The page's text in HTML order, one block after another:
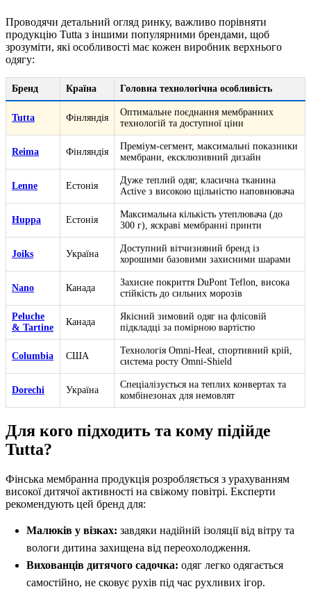
Проводячи детальний огляд ринку, важливо порівняти
продукцію Tutta з іншими популярними брендами, щоб
зрозуміти, які особливості має кожен виробник верхнього
одягу:
Бренд Країна Головна технологічна особливість
Tutta Фінляндія
Оптимальне поєднання мембранних
технологій та доступної ціни
Reima Фінляндія
Преміум-сегмент, максимальні показники
мембрани, ексклюзивний дизайн
Lenne Естонія
Дуже теплий одяг, класична тканина
Active з високою щільністю наповнювача
Huppa Естонія
Максимальна кількість утеплювача (до
300 г), яскраві мембранні принти
Joiks Україна
Доступний вітчизняний бренд із
хорошими базовими захисними шарами
Nano Канада
Захисне покриття DuPont Teflon, висока
стійкість до сильних морозів
Peluche
& Tartine
Канада
Якісний зимовий одяг на флісовій
підкладці за помірною вартістю
Columbia США
Технологія Omni-Heat, спортивний крій,
система росту Omni-Shield
Dorechi Україна
Спеціалізується на теплих конвертах та
комбінезонах для немовлят
Для кого підходить та кому підійде
Tutta?
Фінська мембранна продукція розробляється з урахуванням
високої дитячої активності на свіжому повітрі. Експерти
рекомендують цей бренд для:
Малюків у візках: завдяки надійній ізоляції від вітру та
вологи дитина захищена від переохолодження.
Вихованців дитячого садочка: одяг легко одягається
самостійно, не сковує рухів під час рухливих ігор.